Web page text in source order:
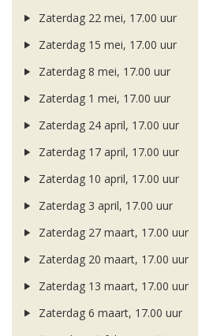
Zaterdag 22 mei, 17.00 uur
Zaterdag 15 mei, 17.00 uur
Zaterdag 8 mei, 17.00 uur
Zaterdag 1 mei, 17.00 uur
Zaterdag 24 april, 17.00 uur
Zaterdag 17 april, 17.00 uur
Zaterdag 10 april, 17.00 uur
Zaterdag 3 april, 17.00 uur
Zaterdag 27 maart, 17.00 uur
Zaterdag 20 maart, 17.00 uur
Zaterdag 13 maart, 17.00 uur
Zaterdag 6 maart, 17.00 uur